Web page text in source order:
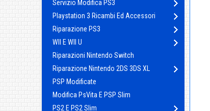
Servizio Modifica PS3
Playstation 3 Ricambi Ed Accessori
Riparazione PS3
WII E WII U
Riparazioni Nintendo Switch
Riparazione Nintendo 2DS 3DS XL
PSP Modificate
Modifica PsVita E PSP Slim
PS2 E PS2 Slim